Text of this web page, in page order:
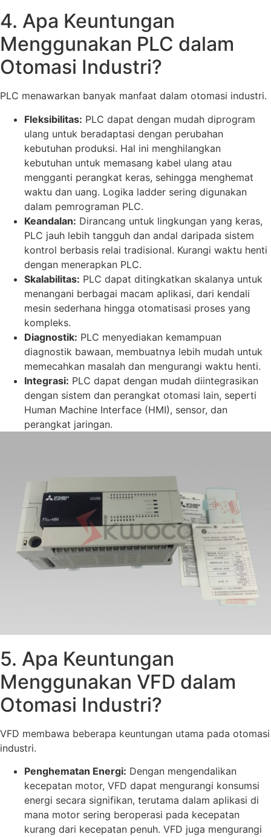
4. Apa Keuntungan
Menggunakan PLC dalam
Otomasi Industri?
PLC menawarkan banyak manfaat dalam otomasi industri.
Fleksibilitas: PLC dapat dengan mudah diprogram
ulang untuk beradaptasi dengan perubahan
kebutuhan produksi. Hal ini menghilangkan
kebutuhan untuk memasang kabel ulang atau
mengganti perangkat keras, sehingga menghemat
waktu dan uang. Logika ladder sering digunakan
dalam pemrograman PLC.
Keandalan: Dirancang untuk lingkungan yang keras,
PLC jauh lebih tangguh dan andal daripada sistem
kontrol berbasis relai tradisional. Kurangi waktu henti
dengan menerapkan PLC.
Skalabilitas: PLC dapat ditingkatkan skalanya untuk
menangani berbagai macam aplikasi, dari kendali
mesin sederhana hingga otomatisasi proses yang
kompleks.
Diagnostik: PLC menyediakan kemampuan
diagnostik bawaan, membuatnya lebih mudah untuk
memecahkan masalah dan mengurangi waktu henti.
Integrasi: PLC dapat dengan mudah diintegrasikan
dengan sistem dan perangkat otomasi lain, seperti
Human Machine Interface (HMI), sensor, dan
perangkat jaringan.
5. Apa Keuntungan
Menggunakan VFD dalam
Otomasi Industri?
VFD membawa beberapa keuntungan utama pada otomasi
industri.
Penghematan Energi: Dengan mengendalikan
kecepatan motor, VFD dapat mengurangi konsumsi
energi secara signifikan, terutama dalam aplikasi di
mana motor sering beroperasi pada kecepatan
kurang dari kecepatan penuh. VFD juga mengurangi